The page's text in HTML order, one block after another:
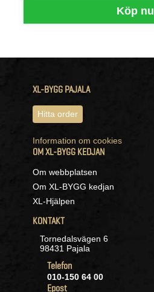
Köp nu
XL-BYGG PAJALA
Hitta order
Information om cookies
OM XL-BYGG KEDJAN
Om webbplatsen
Om XL-BYGG kedjan
XL-Hjälpen
KONTAKT
Tornedalsvägen 6
98431 Pajala
Telefon
010-150 64 00
Epost